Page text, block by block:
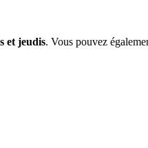
et jeudis. Vous pouvez